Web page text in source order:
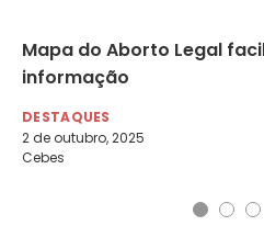
Mapa do Aborto Legal
informação
DESTAQUES
2 de outubro, 2025
Cebes